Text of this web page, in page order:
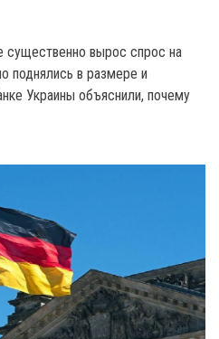
существенно вырос спрос на
поднялись в размере и
Украины объяснили, почему